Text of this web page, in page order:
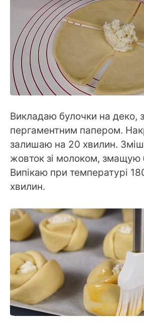
Викладаю булочки на деко,
пергаментним папером.
залишаю на 20 хвилин.
жовток зі молоком, змащую
Випікаю при температурі
хвилин.